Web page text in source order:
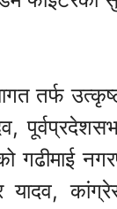
तर्फ
,
गढीमाई
यादव,